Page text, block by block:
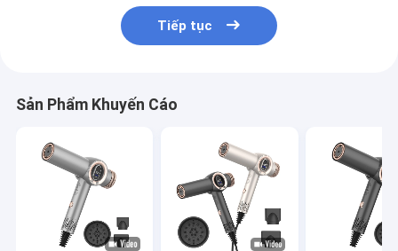
Tiếp tục
Sản Phẩm Khuyến Cáo